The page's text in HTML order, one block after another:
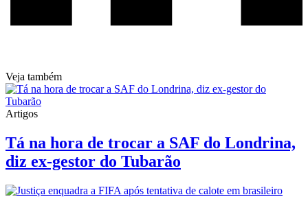
Veja também
Artigos
Tá na hora de trocar a SAF do Londrina,
diz ex-gestor do Tubarão